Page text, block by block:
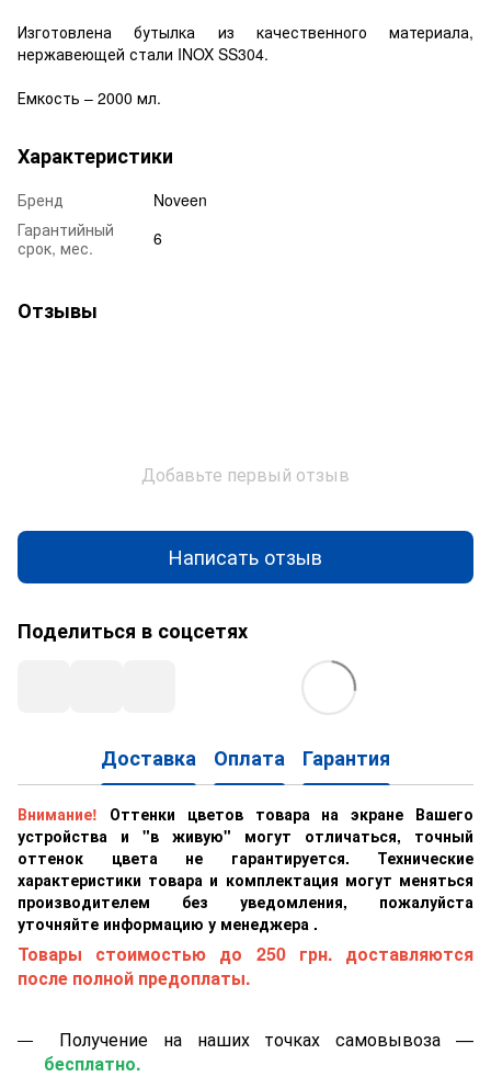
Изготовлена бутылка из качественного материала,
нержавеющей стали INOX SS304.
Емкость – 2000 мл.
Характеристики
Бренд
Noveen
Гарантийный
срок, мес.
6
Отзывы
Добавьте первый отзыв
Написать отзыв
Поделиться в соцсетях
Доставка Оплата Гарантия
Внимание!
Оттенки цветов товара на экране Вашего
устройства и "в живую" могут отличаться, точный
оттенок цвета не гарантируется. Технические
характеристики товара и комплектация могут меняться
производителем без уведомления, пожалуйста
уточняйте информацию у менеджера .
Товары стоимостью до 250 грн. доставляются
после полной предоплаты.
Получение на наших точках самовывоза —
бесплатно.